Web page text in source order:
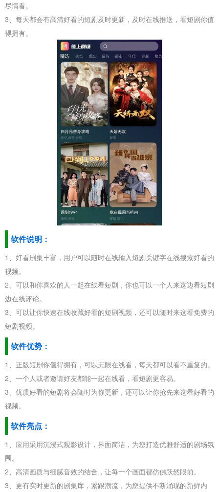
尽情看。
3、每天都会有高清好看的短剧及时更新，及时在线推送，看短剧你值
得拥有。
软件说明：
1、好看剧集丰富，用户可以随时在线输入短剧关键字在线搜索好看的
视频。
2、可以和你喜欢的人一起在线看短剧，你也可以一个人来这边看短剧
边在线评论。
3、可以让你快速在线收藏好看的短剧视频，还可以随时来这看免费的
短剧视频。
软件优势：
1、正版短剧你值得拥有，可以无限在线看，每天都可以看不重复的。
2、一个人或者邀请好友都能一起在线看，看短剧更容易。
3、优质好看的短剧将会随时为你更新，还可以让你抢先来这看好看的
视频。
软件亮点：
1、应用采用沉浸式观影设计，界面简洁，为您打造优雅舒适的剧场氛
围。
2、高清画质与细腻音效的结合，让每一个画面都仿佛跃然眼前。
3、更有实时更新的剧集库，紧跟潮流，为您提供不断涌现的新鲜内